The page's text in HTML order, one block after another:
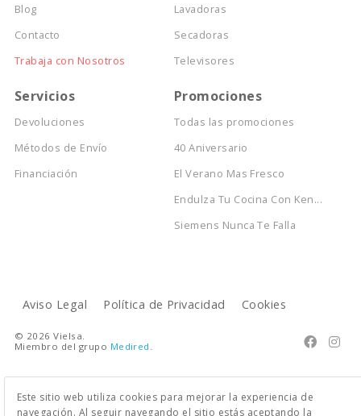
Blog
Contacto
Trabaja con Nosotros
Lavadoras
Secadoras
Televisores
Servicios
Devoluciones
Métodos de Envío
Financiación
Promociones
Todas las promociones
40 Aniversario
El Verano Mas Fresco
Endulza Tu Cocina Con Ken...
Siemens Nunca Te Falla
Aviso Legal Política de Privacidad Cookies
 
© 2026 Vielsa.
Miembro del grupo Medired
Este sitio web utiliza cookies para mejorar la experiencia de
navegación. Al seguir navegando el sitio estás aceptando la